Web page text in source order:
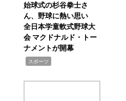
始球式の杉谷拳士さ
ん、野球に熱い思い
全日本学童軟式野球大
会 マクドナルド・トー
ナメントが開幕
スポーツ